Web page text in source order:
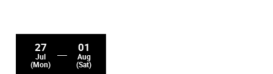
27
Jul
(Mon)
01
Aug
(Sat)